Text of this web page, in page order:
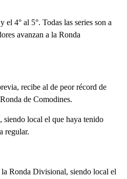
el 4° al 5°. Todas las series son a
avanzan a la Ronda
recibe al de peor récord de
de Comodines.
siendo local el que haya tenido
regular.
la Ronda Divisional, siendo local el